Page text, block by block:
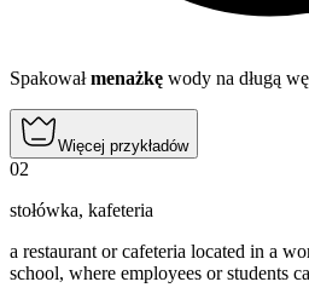
Spakowałmenażkę wody na długą
Więcej przykładów
02
stołówka, kafeteria
a restaurant or cafeteria located in a
school, where employees or students